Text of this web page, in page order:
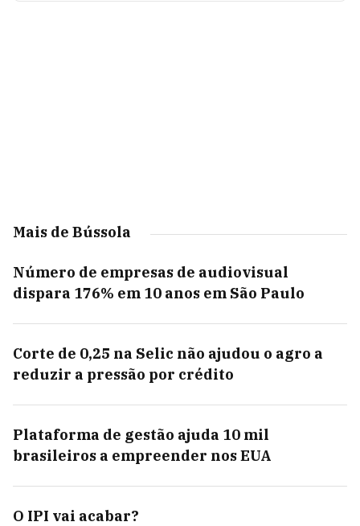
Mais de Bússola
Número de empresas de audiovisual
dispara 176% em 10 anos em São Paulo
Corte de 0,25 na Selic não ajudou o agro a
reduzir a pressão por crédito
Plataforma de gestão ajuda 10 mil
brasileiros a empreender nos EUA
O IPI vai acabar?